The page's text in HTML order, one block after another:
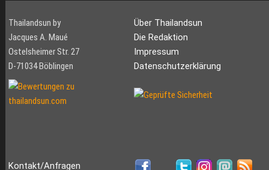
Thailandsun by
Jacques A. Maué
Ostelsheimer Str. 27
D-71034 Böblingen
Über Thailandsun
Die Redaktion
Impressum
Datenschutzerklärung
Kontakt/Anfragen